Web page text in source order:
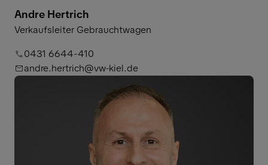
Andre Hertrich
Verkaufsleiter Gebrauchtwagen
0431 6644-410
andre.hertrich@vw-kiel.de